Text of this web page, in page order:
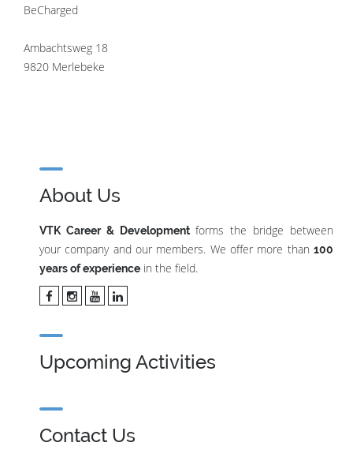
BeCharged
Ambachtsweg 18
9820 Merlebeke
About Us
VTK Career & Developmentforms the bridge between
your company and our members. We offer more than 100
years of experience in the field.
Upcoming Activities
Contact Us